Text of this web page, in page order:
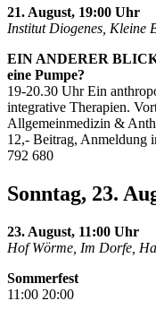
21. August, 19:00 Uhr
Institut Diogenes, Kleine
EIN ANDERER
eine Pumpe?
19-20.30 Uhr Ein
integrative Therapien.
Allgemeinmedizin &
12,- Beitrag, Anmeldung
792 680
Sonntag, 23.
23. August, 11:00 Uhr
Hof Wörme, Im Dorfe,
Sommerfest
11:00 20:00